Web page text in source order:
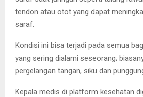
tendon atau otot yang dapat
saraf.
Kondisi ini bisa terjadi pada semua
yang sering dialami seseorang;
pergelangan tangan, siku dan
Kepala medis di platform kesehatan